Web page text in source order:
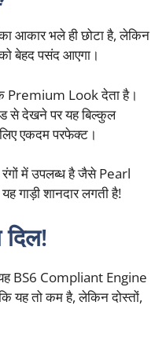
आकार भले ही छोटा है, लेकिन
बेहद पसंद आएगा।
Premium Look देता है।
से देखने पर यह बिल्कुल
एकदम परफेक्ट।
में उपलब्ध है जैसे Pearl
शानदार लगती है!
BS6 Compliant Engine
यह तो कम है, लेकिन दोस्तों,